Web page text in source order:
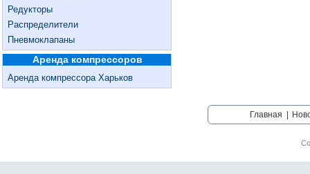
Редукторы
Распределители
Пневмоклапаны
Аренда компрессоров
Аренда компрессора Харьков
Главная